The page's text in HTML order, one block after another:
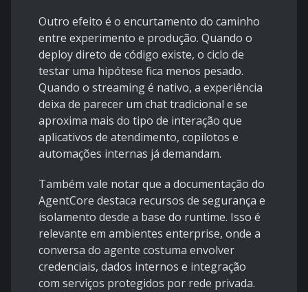
Outro efeito é o encurtamento do caminho
entre experimento e produção. Quando o
deploy direto de código existe, o ciclo de
testar uma hipótese fica menos pesado.
Quando o streaming é nativo, a experiência
deixa de parecer um chat tradicional e se
aproxima mais do tipo de interação que
aplicativos de atendimento, copilotos e
automações internas já demandam.
Também vale notar que a documentação do
AgentCore destaca recursos de segurança e
isolamento desde a base do runtime. Isso é
relevante em ambientes enterprise, onde a
conversa do agente costuma envolver
credenciais, dados internos e integração
com serviços protegidos por rede privada.